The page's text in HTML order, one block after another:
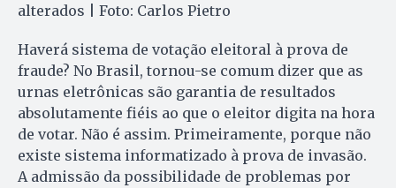
alterados | Foto: Carlos Pietro
Haverá sistema de votação eleitoral à prova de
fraude? No Brasil, tornou-se comum dizer que as
urnas eletrônicas são garantia de resultados
absolutamente fiéis ao que o eleitor digita na hora
de votar. Não é assim. Primeiramente, porque não
existe sistema informatizado à prova de invasão.
A admissão da possibilidade de problemas por